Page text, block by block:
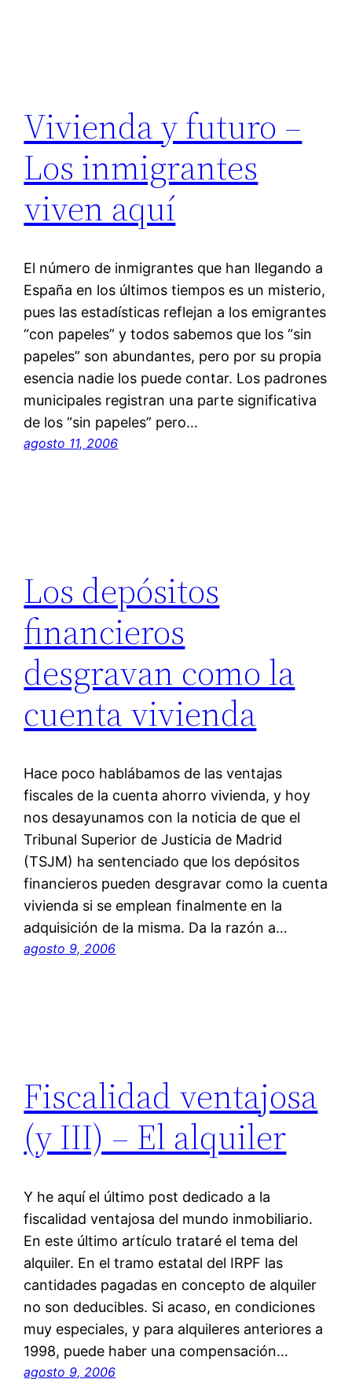
Vivienda y futuro –
Los inmigrantes
viven aquí
El número de inmigrantes que han llegando a
España en los últimos tiempos es un misterio,
pues las estadísticas reflejan a los emigrantes
“con papeles” y todos sabemos que los “sin
papeles” son abundantes, pero por su propia
esencia nadie los puede contar. Los padrones
municipales registran una parte significativa
de los “sin papeles” pero…
agosto 11, 2006
Los depósitos
financieros
desgravan como la
cuenta vivienda
Hace poco hablábamos de las ventajas
fiscales de la cuenta ahorro vivienda, y hoy
nos desayunamos con la noticia de que el
Tribunal Superior de Justicia de Madrid
(TSJM) ha sentenciado que los depósitos
financieros pueden desgravar como la cuenta
vivienda si se emplean finalmente en la
adquisición de la misma. Da la razón a…
agosto 9, 2006
Fiscalidad ventajosa
(y III) – El alquiler
Y he aquí el último post dedicado a la
fiscalidad ventajosa del mundo inmobiliario.
En este último artículo trataré el tema del
alquiler. En el tramo estatal del IRPF las
cantidades pagadas en concepto de alquiler
no son deducibles. Si acaso, en condiciones
muy especiales, y para alquileres anteriores a
1998, puede haber una compensación…
agosto 9, 2006